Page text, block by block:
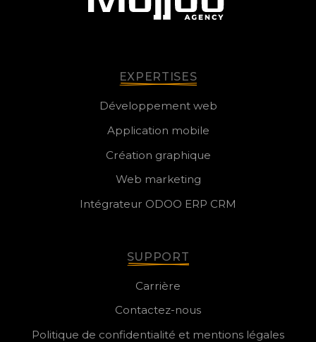
EXPERTISES
Développement web
Application mobile
Création graphique
Web marketing
Intégrateur ODOO ERP CRM
SUPPORT
Carrière
Contactez-nous
Politique de confidentialité et mentions légales